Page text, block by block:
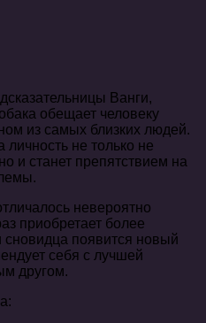
Ванги,
обещает человеку
из самых близких людей.
личность не только не
и станет препятствием на
невероятно
приобретает более
появится новый
себя с лучшей
другом.